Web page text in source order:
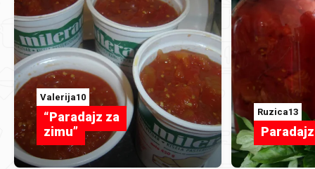
Valerija10
“Paradajz za
zimu”
Ruzica13